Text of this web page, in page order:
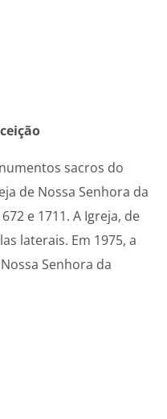
sacros do
de Nossa Senhora da
e 1711. A Igreja, de
laterais. Em 1975, a
Senhora da